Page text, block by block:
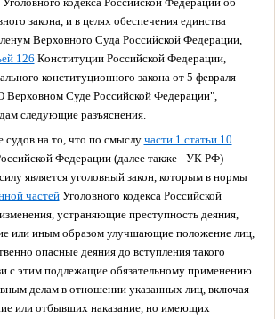
закона, и в целях обеспечения единства
Верховного Суда Российской Федерации,
126 Конституции Российской Федерации,
конституционного закона от 5 февраля
Суде Российской Федерации",
следующие разъяснения.
судов на то, что по смыслу части 1 статьи 10
Федерации (далее также - УК РФ)
является уголовный закон, которым в нормы
частейУголовного кодекса Российской
устраняющие преступность деяния,
или иным образом улучшающие положение лиц,
опасные деяния до вступления такого
с этим подлежащие обязательному применению
делам в отношении указанных лиц, включая
или отбывших наказание, но имеющих